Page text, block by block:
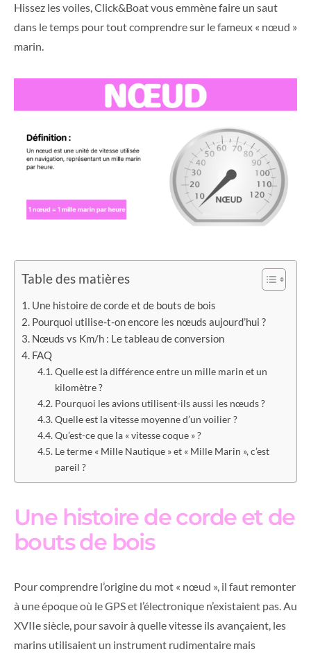
Hissez les voiles, Click&Boat vous emmène faire un saut
dans le temps pour tout comprendre sur le fameux « nœud »
marin.
Table des matières
Une histoire de corde et de bouts de bois
Pourquoi utilise-t-on encore les nœuds aujourd’hui ?
Nœuds vs Km/h : Le tableau de conversion
FAQ
Quelle est la différence entre un mille marin et un
kilomètre ?
Pourquoi les avions utilisent-ils aussi les nœuds ?
Quelle est la vitesse moyenne d’un voilier ?
Qu’est-ce que la « vitesse coque » ?
Le terme « Mille Nautique » et « Mille Marin », c’est
pareil ?
Une histoire de corde et de
bouts de bois
Pour comprendre l’origine du mot « nœud », il faut remonter
à une époque où le GPS et l’électronique n’existaient pas. Au
XVIIe siècle, pour savoir à quelle vitesse ils avançaient, les
marins utilisaient un instrument rudimentaire mais